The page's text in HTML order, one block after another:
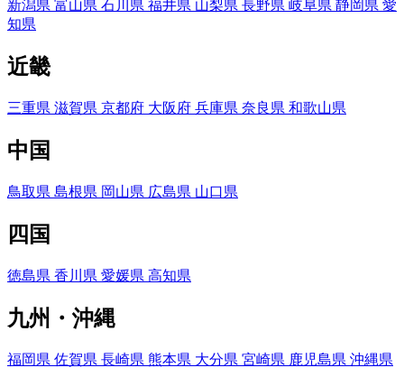
新潟県 富山県 石川県 福井県 山梨県 長野県 岐阜県 静岡県 愛
知県
近畿
三重県 滋賀県 京都府 大阪府 兵庫県 奈良県 和歌山県
中国
鳥取県 島根県 岡山県 広島県 山口県
四国
徳島県 香川県 愛媛県 高知県
九州・沖縄
福岡県 佐賀県 長崎県 熊本県 大分県 宮崎県 鹿児島県 沖縄県